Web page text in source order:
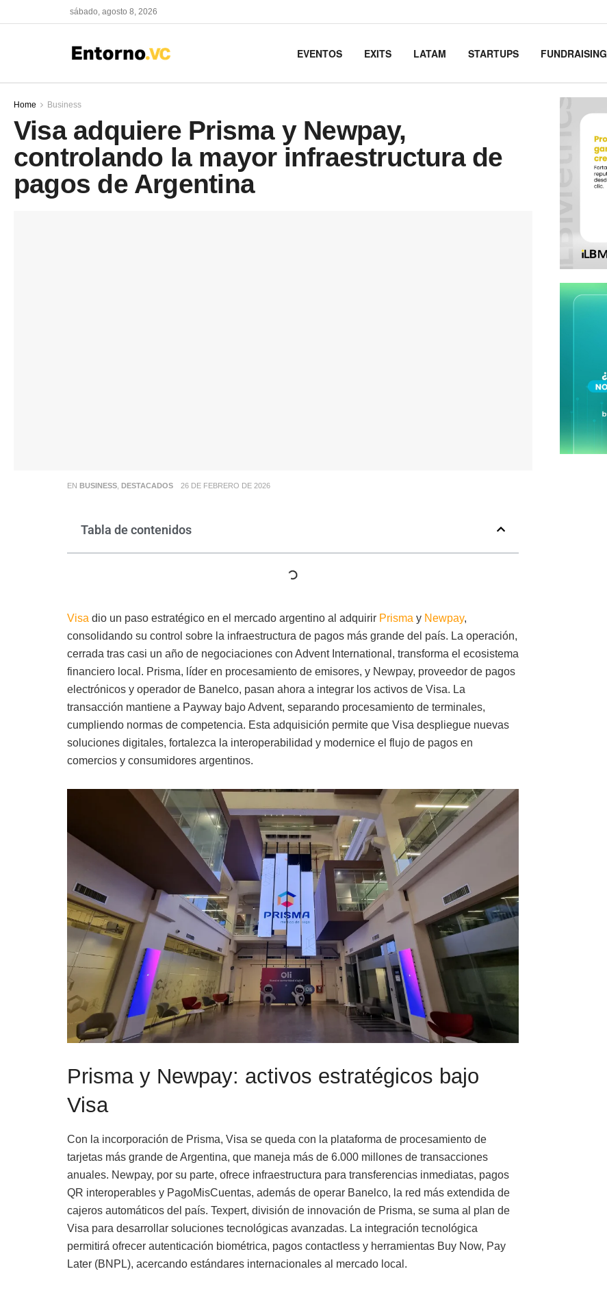
sábado, agosto 8, 2026
EVENTOS EXITS LATAM STARTUPS FUNDRAISING
Home Business
Visa adquiere Prisma y Newpay,
controlando la mayor infraestructura de
pagos de Argentina
EN BUSINESS, DESTACADOS 26 DE FEBRERO DE 2026
Tabla de contenidos
Visa dio un paso estratégico en el mercado argentino al adquirir Prisma y Newpay,
consolidando su control sobre la infraestructura de pagos más grande del país. La operación,
cerrada tras casi un año de negociaciones con Advent International, transforma el ecosistema
financiero local. Prisma, líder en procesamiento de emisores, y Newpay, proveedor de pagos
electrónicos y operador de Banelco, pasan ahora a integrar los activos de Visa. La
transacción mantiene a Payway bajo Advent, separando procesamiento de terminales,
cumpliendo normas de competencia. Esta adquisición permite que Visa despliegue nuevas
soluciones digitales, fortalezca la interoperabilidad y modernice el flujo de pagos en
comercios y consumidores argentinos.
Prisma y Newpay: activos estratégicos bajo
Visa
Con la incorporación de Prisma, Visa se queda con la plataforma de procesamiento de
tarjetas más grande de Argentina, que maneja más de 6.000 millones de transacciones
anuales. Newpay, por su parte, ofrece infraestructura para transferencias inmediatas, pagos
QR interoperables y PagoMisCuentas, además de operar Banelco, la red más extendida de
cajeros automáticos del país. Texpert, división de innovación de Prisma, se suma al plan de
Visa para desarrollar soluciones tecnológicas avanzadas. La integración tecnológica
permitirá ofrecer autenticación biométrica, pagos contactless y herramientas Buy Now, Pay
Later (BNPL), acercando estándares internacionales al mercado local.